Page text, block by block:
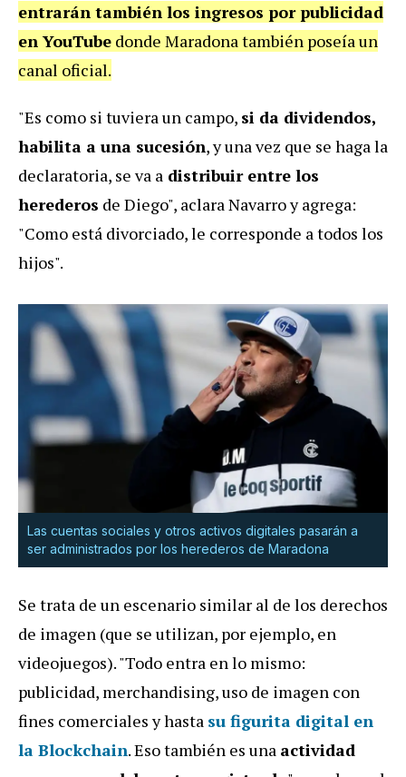
entrarán también los ingresos por publicidad
en YouTube donde Maradona también poseía un
canal oficial.
"Es como si tuviera un campo, si da dividendos,
habilita a una sucesión, y una vez que se haga la
declaratoria, se va a distribuir entre los
herederos de Diego", aclara Navarro y agrega:
"Como está divorciado, le corresponde a todos los
hijos".
Las cuentas sociales y otros activos digitales pasarán a
ser administrados por los herederos de Maradona
Se trata de un escenario similar al de los derechos
de imagen (que se utilizan, por ejemplo, en
videojuegos). "Todo entra en lo mismo:
publicidad, merchandising, uso de imagen con
fines comerciales y hasta su figurita digital en
la Blockchain. Eso también es una actividad